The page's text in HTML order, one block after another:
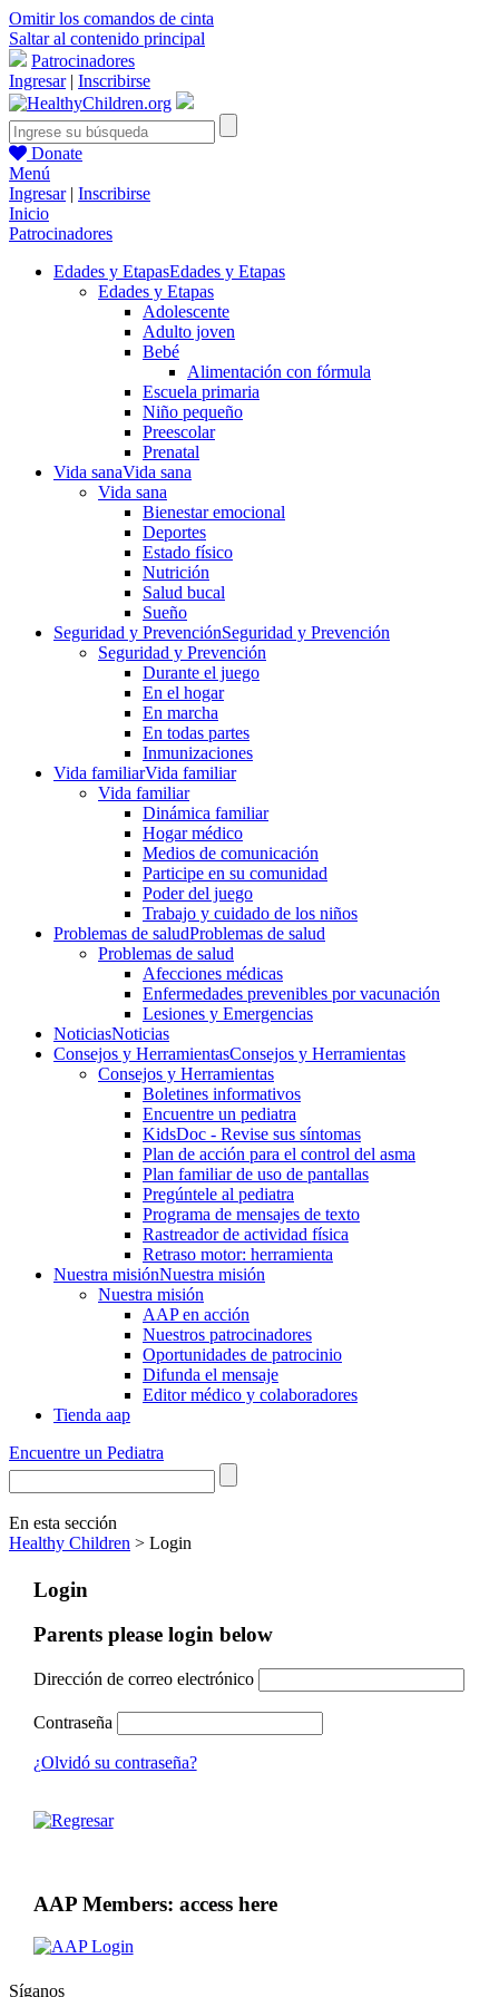
Omitir los comandos de cinta
Saltar al contenido principal
Patrocinadores
Ingresar| Inscribirse
Donate
Menú
Ingresar| Inscribirse
Inicio
Patrocinadores
Edades y EtapasEdades y Etapas
Edades y Etapas
Adolescente
Adulto joven
Bebé
Alimentación con fórmula
Escuela primaria
Niño pequeño
Preescolar
Prenatal
Vida sanaVida sana
Vida sana
Bienestar emocional
Deportes
Estado físico
Nutrición
Salud bucal
Sueño
Seguridad y PrevenciónSeguridad y Prevención
Seguridad y Prevención
Durante el juego
En el hogar
En marcha
En todas partes
Inmunizaciones
Vida familiarVida familiar
Vida familiar
Dinámica familiar
Hogar médico
Medios de comunicación
Participe en su comunidad
Poder del juego
Trabajo y cuidado de los niños
Problemas de saludProblemas de salud
Problemas de salud
Afecciones médicas
Enfermedades prevenibles por vacunación
Lesiones y Emergencias
NoticiasNoticias
Consejos y HerramientasConsejos y Herramientas
Consejos y Herramientas
Boletines informativos
Encuentre un pediatra
KidsDoc - Revise sus síntomas
Plan de acción para el control del asma
Plan familiar de uso de pantallas
Pregúntele al pediatra
Programa de mensajes de texto
Rastre​​ador de activida​d física
Retraso motor: herramienta
Nuestra misiónNuestra misión
Nuestra misión
AAP en acción
Nuestros patrocinadores
Oportunidades de patrocinio
Difunda el mensaje
Editor médico y colaboradores
Tienda aap
Encuentre un Pediatra
En esta sección
Healthy Children > Login
Login
Parents please login below
Dirección de correo electrónico
Contraseña
¿Olvidó su contraseña?
AAP Members: access here
Síganos